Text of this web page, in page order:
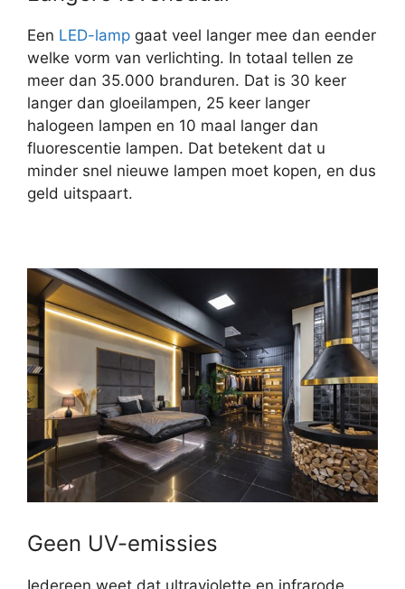
Een LED-lamp gaat veel langer mee dan eender
welke vorm van verlichting. In totaal tellen ze
meer dan 35.000 branduren. Dat is 30 keer
langer dan gloeilampen, 25 keer langer
halogeen lampen en 10 maal langer dan
fluorescentie lampen. Dat betekent dat u
minder snel nieuwe lampen moet kopen, en dus
geld uitspaart.
Geen UV-emissies